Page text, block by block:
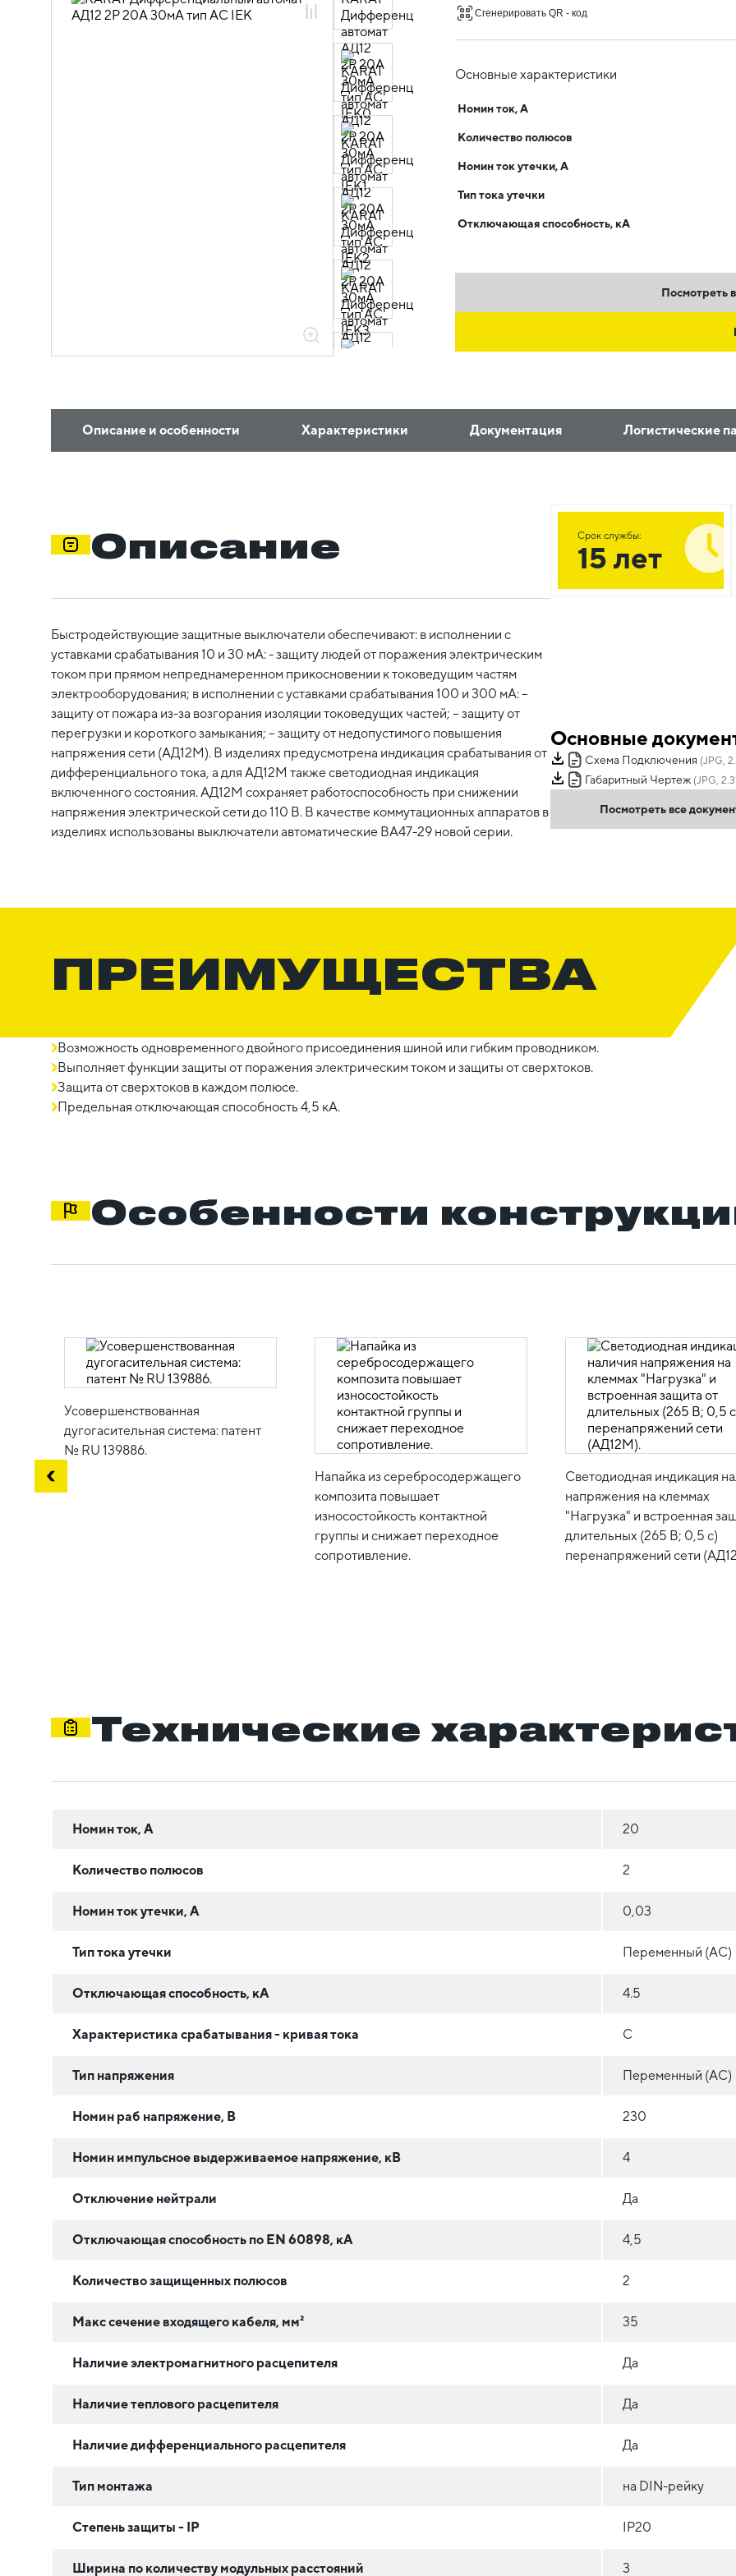
01.04.02.02 Автоматические
Сгенерировать QR - код
Основные характеристики
Номин ток, А
Количество полюсов
Номин ток утечки, А
Тип тока утечки
Отключающая способность, кА
Посмотреть
Описание и особенности Характеристики Документация Логистические
Описание
Быстродействующие защитные выключатели обеспечивают: в исполнении с
уставками срабатывания 10 и 30 мА: - защиту людей от поражения электрическим
током при прямом непреднамеренном прикосновении к токоведущим частям
электрооборудования; в исполнении с уставками срабатывания 100 и 300 мА: –
защиту от пожара из-за возгорания изоляции токоведущих частей; – защиту от
перегрузки и короткого замыкания; – защиту от недопустимого повышения
напряжения сети (АД12М). В изделиях предусмотрена индикация срабатывания от
дифференциального тока, а для АД12М также светодиодная индикация
включенного состояния. АД12М сохраняет работоспособность при снижении
напряжения электрической сети до 110 В. В качестве коммутационных аппаратов в
изделиях использованы выключатели автоматические ВА47-29 новой серии.
Срок службы:
15 лет
Основные
Схема Подключения (JPG,
Габаритный Чертеж (JPG,
Посмотреть все
ПРЕИМУЩЕСТВА
Возможность одновременного двойного присоединения шиной или гибким проводником.
Выполняет функции защиты от поражения электрическим током и защиты от сверхтоков.
Защита от сверхтоков в каждом полюсе.
Предельная отключающая способность 4,5 кА.
Особенности
Усовершенствованная
дугогасительная система: патент
№ RU 139886.
Напайка из серебросодержащего
композита повышает
износостойкость контактной
группы и снижает переходное
сопротивление.
Светодиодная индикация
напряжения на клеммах
"Нагрузка" и встроенная
длительных (265 В; 0,5 с)
перенапряжений сети
Технические
Номин ток, А 20
Количество полюсов 2
Номин ток утечки, А 0,03
Тип тока утечки Переменный (AC)
Отключающая способность, кА 4.5
Характеристика срабатывания - кривая тока C
Тип напряжения Переменный (AC)
Номин раб напряжение, В 230
Номин импульсное выдерживаемое напряжение, кВ 4
Отключение нейтрали Да
Отключающая способность по EN 60898, кА 4,5
Количество защищенных полюсов 2
Макс сечение входящего кабеля, мм² 35
Наличие электромагнитного расцепителя Да
Наличие теплового расцепителя Да
Наличие дифференциального расцепителя Да
Тип монтажа на DIN-рейку
Степень защиты - IP IP20
Ширина по количеству модульных расстояний 3